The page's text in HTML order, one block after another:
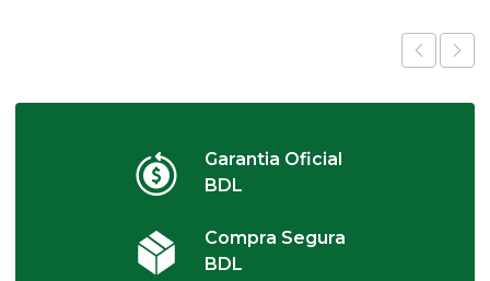
Garantia Oficial
BDL
Compra Segura
BDL